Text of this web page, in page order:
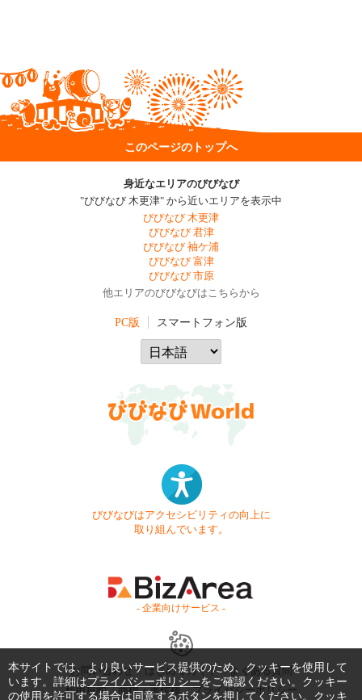
このページのトップへ
身近なエリアのびびなび
"びびなび 木更津" から近いエリアを表示中
びびなび 木更津
びびなび 君津
びびなび 袖ケ浦
びびなび 富津
びびなび 市原
他エリアのびびなびはこちらから
PC版 スマートフォン版
びびなびはアクセシビリティの向上に
取り組んでいます。
- 企業向けサービス -
お問い合わせ はじめてガイド
よくある質問
利用規約
商標・著作権 プライバシーポリシー
本サイトでは、より良いサービス提供のため、クッキーを使用して
います。詳細はプライバシーポリシーをご確認ください。クッキー
の使用を許可する場合は同意するボタンを押してください。クッキ